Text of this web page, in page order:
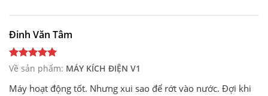
Đinh Văn Tâm
Về sản phẩm: MÁY KÍCH ĐIỆN V1
Máy hoạt động tốt. Nhưng xui sao để rớt vào nước. Đợi khi